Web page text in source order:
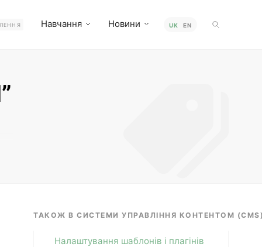
Навчання Новини UK EN
ТАКОЖ В СИСТЕМИ УПРАВЛІННЯ КОНТЕНТОМ (CMS)
Налаштування шаблонів і плагінів